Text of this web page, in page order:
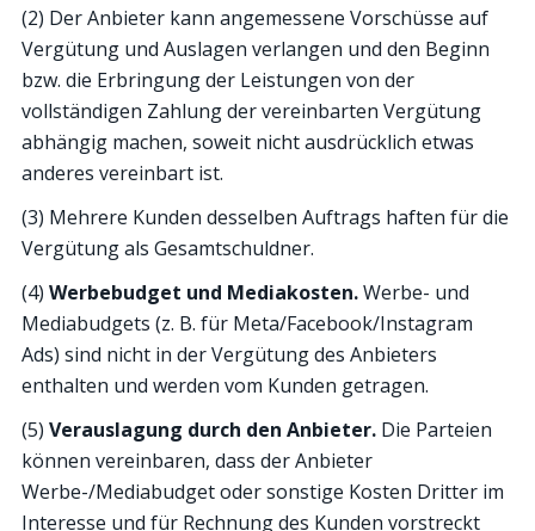
(2) Der Anbieter kann angemessene Vorschüsse auf
Vergütung und Auslagen verlangen und den Beginn
bzw. die Erbringung der Leistungen von der
vollständigen Zahlung der vereinbarten Vergütung
abhängig machen, soweit nicht ausdrücklich etwas
anderes vereinbart ist.
(3) Mehrere Kunden desselben Auftrags haften für die
Vergütung als Gesamtschuldner.
(4) Werbebudget und Mediakosten.Werbe- und
Mediabudgets (z. B. für Meta/Facebook/Instagram
Ads) sind nicht in der Vergütung des Anbieters
enthalten und werden vom Kunden getragen.
(5) Verauslagung durch den Anbieter. Die Parteien
können vereinbaren, dass der Anbieter
Werbe-/Mediabudget oder sonstige Kosten Dritter im
Interesse und für Rechnung des Kunden vorstreckt